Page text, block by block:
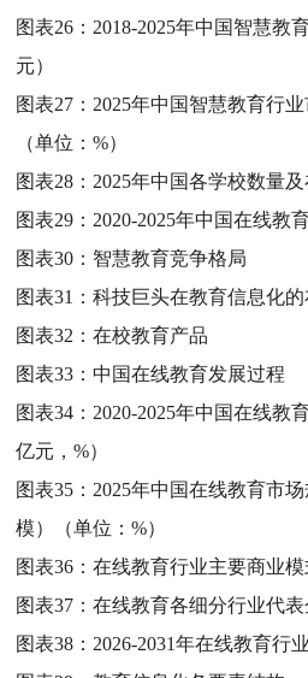
图表26： 2018-2025年中国智慧教
元）
图表27： 2025年中国智慧教育行
（单位：%）
图表28： 2025年中国各学校数量
图表29： 2020-2025年中国在线教
图表30： 智慧教育竞争格局
图表31：科技巨头在教育信息化的
图表32：在校教育产品
图表33：中国在线教育发展过程
图表34： 2020-2025年中国在线教
亿元，%）
图表35： 2025年中国在线教育市
模）（单位：%）
图表36：在线教育行业主要商业模
图表37：在线教育各细分行业代表
图表38： 2026-2031年在线教育行